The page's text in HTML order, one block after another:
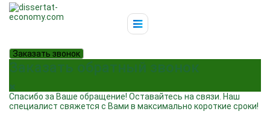
Заказать звонок
Заказать обратный звонок
Спасибо за Ваше обращение! Оставайтесь на связи. Наш
специалист свяжется с Вами в максимально короткие сроки!